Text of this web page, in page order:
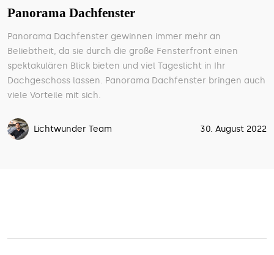
Panorama Dachfenster
Panorama Dachfenster gewinnen immer mehr an
Beliebtheit, da sie durch die große Fensterfront einen
spektakulären Blick bieten und viel Tageslicht in Ihr
Dachgeschoss lassen. Panorama Dachfenster bringen auch
viele Vorteile mit sich.
Lichtwunder Team 30. August 2022